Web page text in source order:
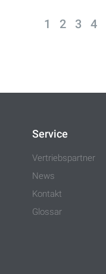
1 2 3 4
Service
Vertriebspartner
News
Kontakt
Glossar